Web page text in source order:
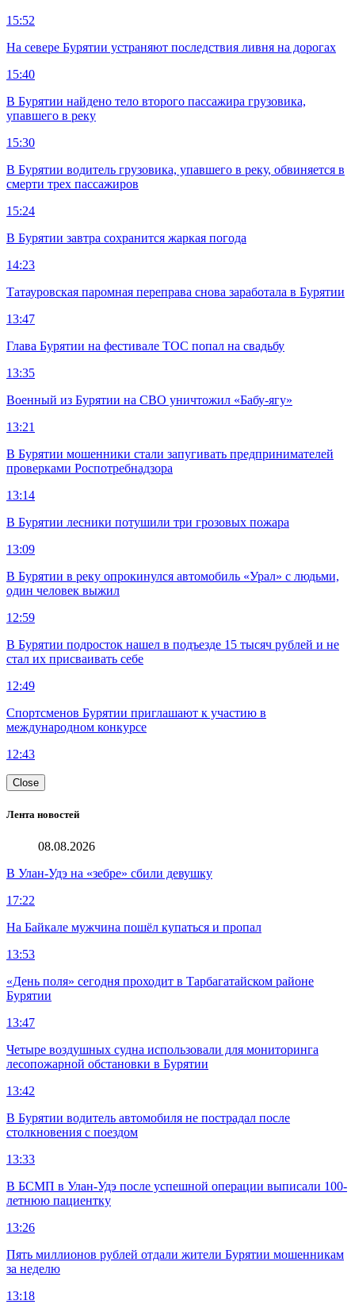
15:52
На севере Бурятии устраняют последствия ливня на дорогах
15:40
В Бурятии найдено тело второго пассажира грузовика,
упавшего в реку
15:30
В Бурятии водитель грузовика, упавшего в реку, обвиняется в
смерти трех пассажиров
15:24
В Бурятии завтра сохранится жаркая погода
14:23
Татауровская паромная переправа снова заработала в Бурятии
13:47
Глава Бурятии на фестивале ТОС попал на свадьбу
13:35
Военный из Бурятии на СВО уничтожил «Бабу-ягу»
13:21
В Бурятии мошенники стали запугивать предпринимателей
проверками Роспотребнадзора
13:14
В Бурятии лесники потушили три грозовых пожара
13:09
В Бурятии в реку опрокинулся автомобиль «Урал» с людьми,
один человек выжил
12:59
В Бурятии подросток нашел в подъезде 15 тысяч рублей и не
стал их присваивать себе
12:49
Спортсменов Бурятии приглашают к участию в
международном конкурсе
12:43
Close
Лента новостей
08.08.2026
В Улан-Удэ на «зебре» сбили девушку
17:22
На Байкале мужчина пошёл купаться и пропал
13:53
«День поля» сегодня проходит в Тарбагатайском районе
Бурятии
13:47
Четыре воздушных судна использовали для мониторинга
лесопожарной обстановки в Бурятии
13:42
В Бурятии водитель автомобиля не пострадал после
столкновения с поездом
13:33
В БСМП в Улан-Удэ после успешной операции выписали 100-
летнюю пациентку
13:26
Пять миллионов рублей отдали жители Бурятии мошенникам
за неделю
13:18